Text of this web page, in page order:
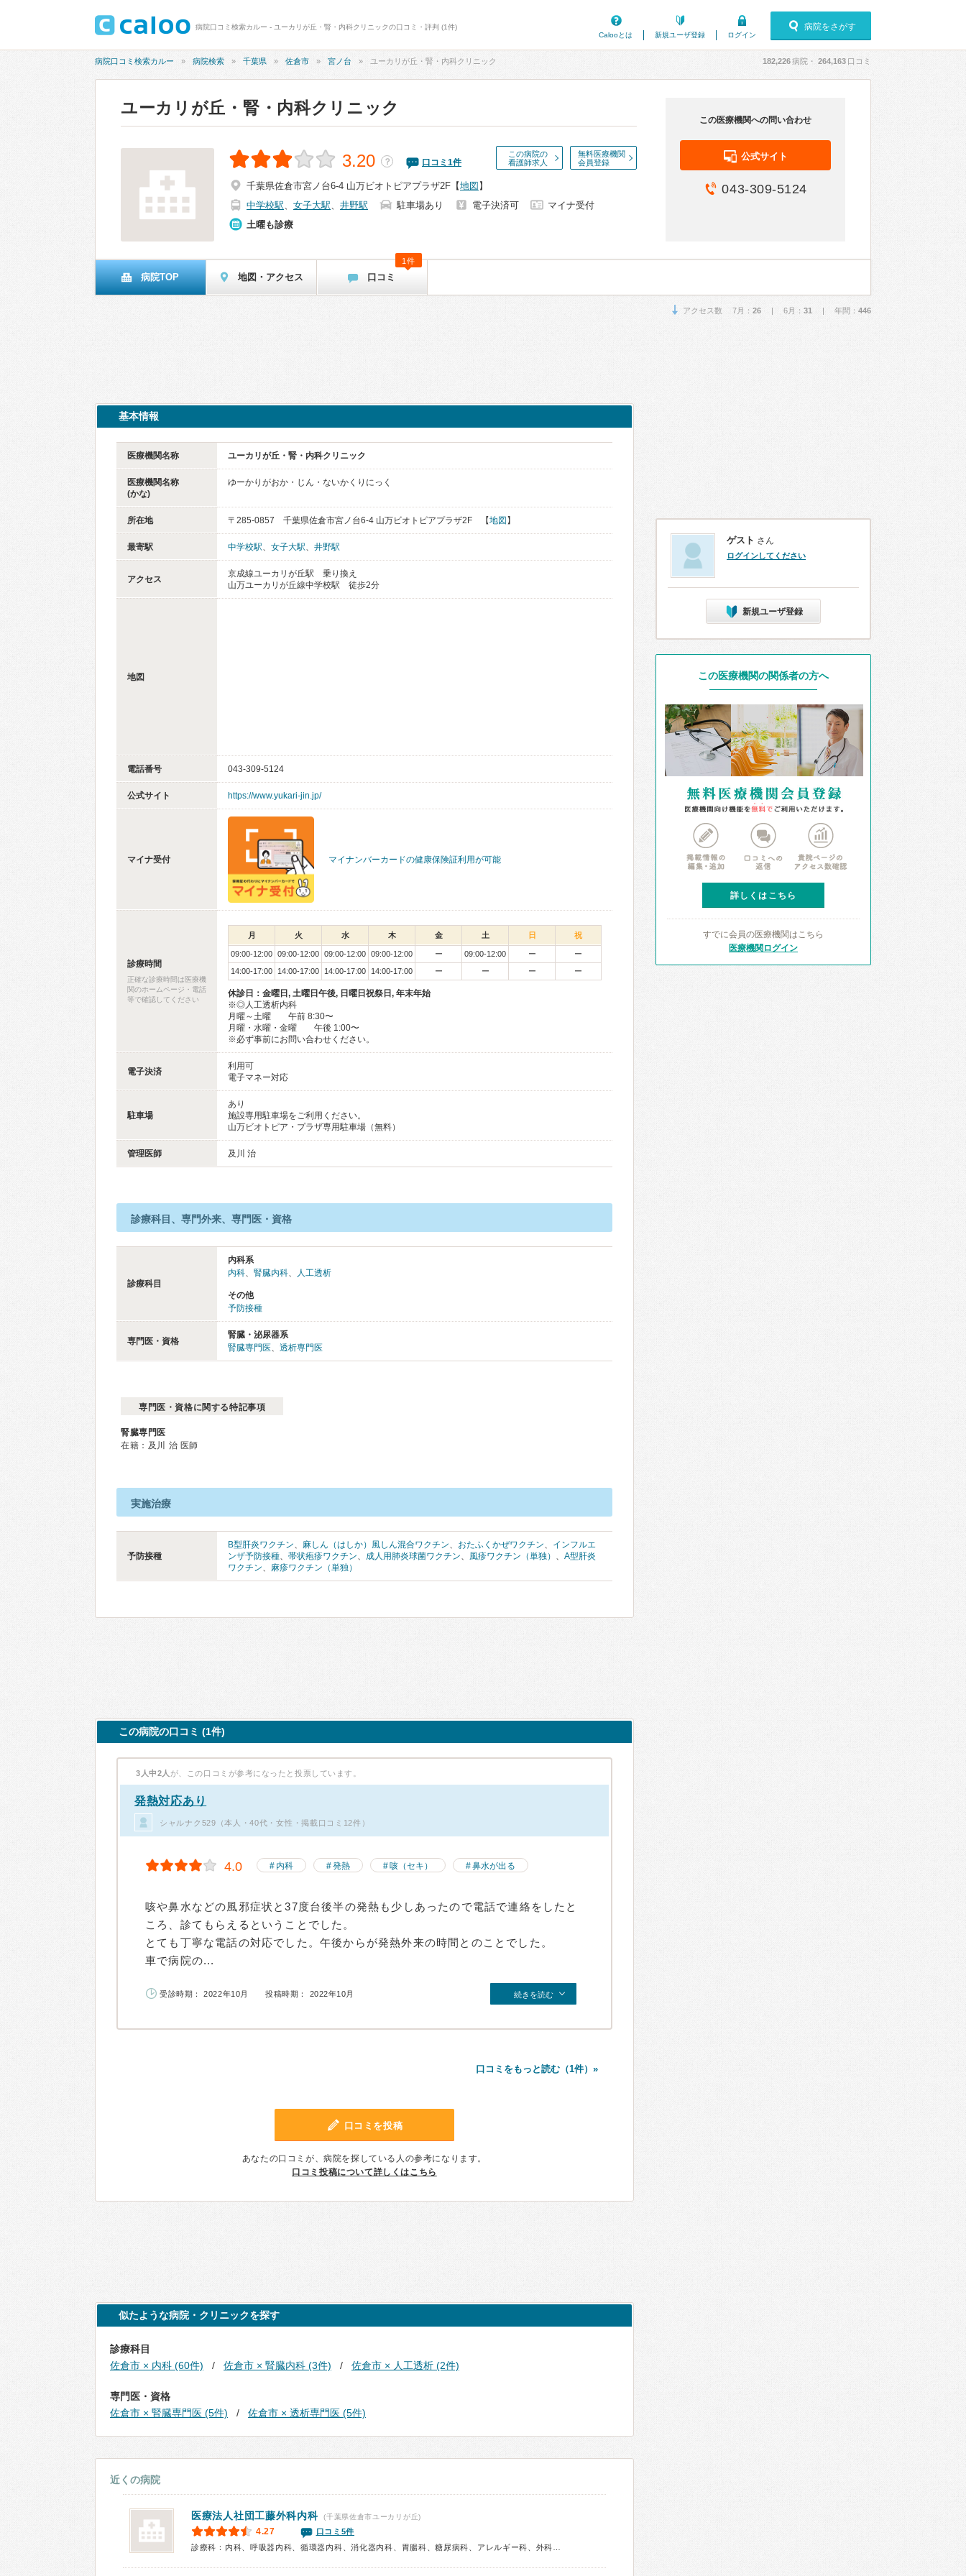
病院口コミ検索カルー - ユーカリが丘・腎・内科クリニックの口コミ・評判 (1件)
Calooとは
新規ユーザ登録 ログイン
病院をさがす
病院口コミ検索カルー 病院検索 千葉県 佐倉市 宮ノ台 ユーカリが丘・腎・内科クリニック 182,226病院・ 264,163 口コミ
ユーカリが丘・腎・内科クリニック
この病院の
看護師求人
無料医療機関
会員登録
3.20 ？ 口コミ 1件
千葉県佐倉市宮ノ台6-4 山万ビオトピアプラザ2F 【地図 】
中学校駅、 女子大駅、 井野駅 駐車場あり 電子決済可
マイナ受付
土曜も診療
この医療機関への問い合わせ
公式サイト
043-309-5124
病院TOP 地図・アクセス 口コミ
1件
アクセス数 7月： 26 | 6月： 31 | 年間： 446
基本情報
医療機関名称 ユーカリが丘・腎・内科クリニック
医療機関名称
(かな)
ゆーかりがおか・じん・ないかくりにっく
所在地 〒285-0857 千葉県佐倉市宮ノ台6-4 山万ビオトピアプラザ2F 【地図 】
最寄駅 中学校駅、 女子大駅、 井野駅
アクセス
京成線ユーカリが丘駅 乗り換え
山万ユーカリが丘線中学校駅 徒歩2分
地図
電話番号 043-309-5124
公式サイト https://www.yukari-jin.jp/
マイナ受付 マイナンバーカードの健康保険証利用が可能
診療時間
正確な診療時間は医療機
関のホームページ・電話
等で確認してください
月 火 水 木 金 土 日 祝
09:00-12:00 09:00-12:00 09:00-12:00 09:00-12:00 ー 09:00-12:00 ー
ー
14:00-17:00
14:00-17:00 14:00-17:00 14:00-17:00 ー ー ー ー
休診日：金曜日, 土曜日午後, 日曜日祝祭日, 年末年始
※◎人工透析内科
月曜～土曜 午前 8:30〜
月曜・水曜・金曜 午後 1:00〜
※必ず事前にお問い合わせください。
電子決済
利用可
電子マネー対応
駐車場
あり
施設専用駐車場をご利用ください。
山万ビオトピア・プラザ専用駐車場（無料）
管理医師 及川 治
診療科目、専門外来、専門医・資格
診療科目
内科系
内科、 腎臓内科、 人工透析
その他
予防接種
専門医・資格
腎臓・泌尿器系
腎臓専門医、 透析専門医
専門医・資格に関する特記事項
腎臓専門医
在籍：及川 治 医師
実施治療
予防接種
B型肝炎ワクチン、 麻しん（はしか）風しん混合ワクチン、 おたふくかぜワクチン、 インフルエ
ンザ予防接種、 帯状疱疹ワクチン、 成人用肺炎球菌ワクチン、 風疹ワクチン（単独） 、 A型肝炎
ワクチン、 麻疹ワクチン（単独）
この病院の口コミ (1件)
3人中2人 が、この口コミが参考になったと投票しています。
発熱対応あり
シャルナク529（本人・40代・女性・掲載口コミ12件）
4.0 内科 発熱 咳（セキ） 鼻水が出る
咳や鼻水などの風邪症状と37度台後半の発熱も少しあったので電話で連絡をしたと
ころ、診てもらえるということでした。
とても丁寧な電話の対応でした。午後からが発熱外来の時間とのことでした。
車で病院の...
受診時期： 2022年10月 投稿時期： 2022年10月 続きを読む
口コミをもっと読む（1件）»
口コミを投稿
あなたの口コミが、病院を探している人の参考になります。
口コミ投稿について詳しくはこちら
似たような病院・クリニックを探す
診療科目
佐倉市 × 内科 (60件)
佐倉市 × 腎臓内科 (3件) 佐倉市 × 人工透析 (2件)
専門医・資格
佐倉市 × 腎臓専門医 (5件)
佐倉市 × 透析専門医 (5件)
近くの病院
医療法人社団工藤外科内科 (千葉県佐倉市ユーカリが丘)
4.27
口コミ5件
ゲスト さん
ログインしてください
新規ユーザ登録
この医療機関の関係者の方へ
詳しくはこちら
すでに会員の医療機関はこちら
医療機関ログイン